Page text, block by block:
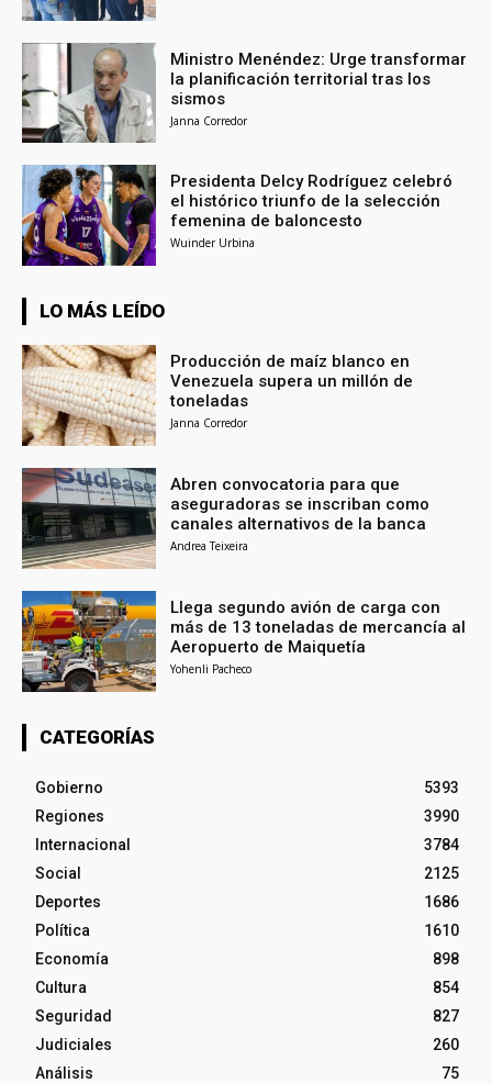
Ministro Menéndez: Urge transformar
la planificación territorial tras los
sismos
Janna Corredor
Presidenta Delcy Rodríguez celebró
el histórico triunfo de la selección
femenina de baloncesto
Wuinder Urbina
LO MÁS LEÍDO
Producción de maíz blanco en
Venezuela supera un millón de
toneladas
Janna Corredor
Abren convocatoria para que
aseguradoras se inscriban como
canales alternativos de la banca
Andrea Teixeira
Llega segundo avión de carga con
más de 13 toneladas de mercancía al
Aeropuerto de Maiquetía
Yohenli Pacheco
CATEGORÍAS
Gobierno
5393
Regiones
3990
Internacional
3784
Social
2125
Deportes
1686
Política
1610
Economía
898
Cultura
854
Seguridad
827
Judiciales
260
Análisis
75